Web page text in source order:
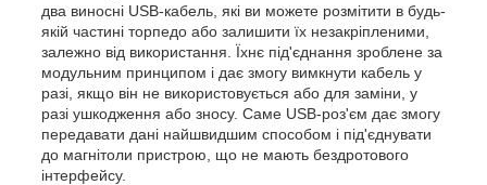
два виносні USB-кабель, які ви можете розмітити в будь-
якій частині торпедо або залишити їх незакріпленими,
залежно від використання. Їхнє під'єднання зроблене за
модульним принципом і дає змогу вимкнути кабель у
разі, якщо він не використовується або для заміни, у
разі ушкодження або зносу. Саме USB-роз'єм дає змогу
передавати дані найшвидшим способом і під'єднувати
до магнітоли пристрою, що не мають бездротового
інтерфейсу.